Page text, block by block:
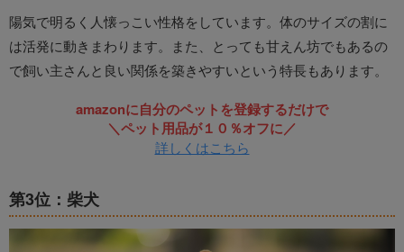
陽気で明るく人懐っこい性格をしています。体のサイズの割に
は活発に動きまわります。また、とっても甘えん坊でもあるの
で飼い主さんと良い関係を築きやすいという特長もあります。
amazonに自分のペットを登録するだけで
＼ペット用品が１０％オフに／
詳しくはこちら
第3位：柴犬